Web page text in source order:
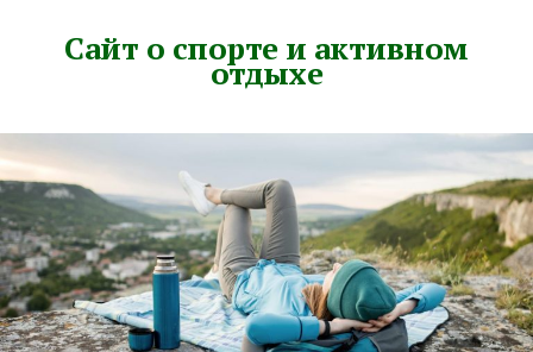
Сайт о спорте и активном
отдыхе